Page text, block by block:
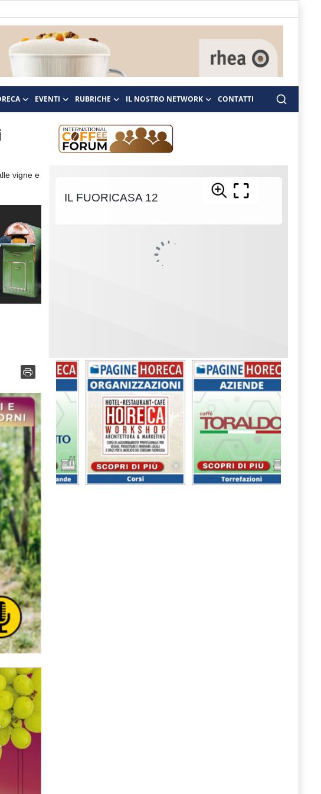
EVENTI RUBRICHE IL NOSTRO NETWORK CONTATTI
vigne e